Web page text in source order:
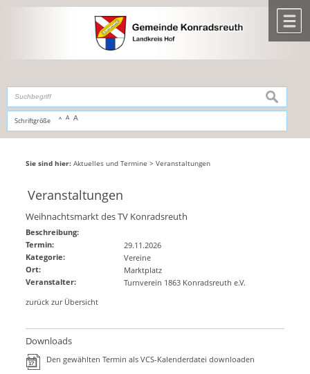
,zur Navigationoderzur Startseitespringen.
Schriftgröße A A A
suchen
Sie sind hier: Aktuelles und Termine > Veranstaltungen
Veranstaltungen
Weihnachtsmarkt des TV Konradsreuth
Beschreibung:
Termin:
29.11.2026
Kategorie:
Vereine
Ort:
Marktplatz
Veranstalter:
Turnverein 1863 Konradsreuth e.V.
zurück zur Übersicht
Downloads
Den gewählten Termin als VCS-Kalenderdatei downloaden